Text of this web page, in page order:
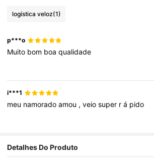
logística veloz(1)
p***o
Muito bom boaqualidade
i***1
meu namoradoamou ,veiosuper rá pido
Detalhes Do Produto